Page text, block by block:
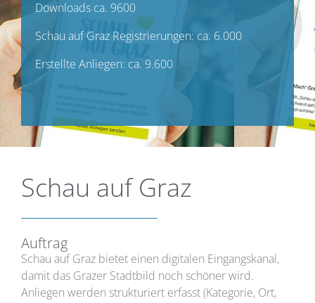
Downloads ca. 9600
Schau auf Graz Registrierungen: ca. 6.000
Erstellte Anliegen: ca. 9.600
Schau auf Graz
Auftrag
Schau auf Graz bietet einen digitalen Eingangskanal,
damit das Grazer Stadtbild noch schöner wird.
Anliegen werden strukturiert erfasst (Kategorie, Ort,